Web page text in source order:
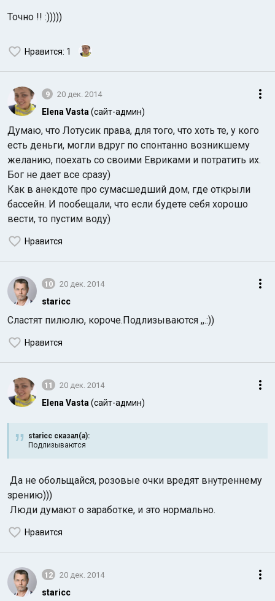
Точно !! :)))))
Нравится: 1
9 20 дек. 2014
Elena Vasta (сайт-админ)
Думаю, что Лотусик права, для того, что хоть те, у кого
есть деньги, могли вдруг по спонтанно возникшему
желанию, поехать со своими Евриками и потратить их.
Бог не дает все сразу)
Как в анекдоте про сумасшедший дом, где открыли
бассейн. И пообещали, что если будете себя хорошо
вести, то пустим воду)
Нравится
10 20 дек. 2014
staricc
Сластят пилюлю, короче.Подлизываются ,,.:))
Нравится
11 20 дек. 2014
Elena Vasta (сайт-админ)
staricc сказал(а):
Подлизываются
Да не обольщайся, розовые очки вредят внутреннему
зрению)))
Люди думают о заработке, и это нормально.
Нравится
12 20 дек. 2014
staricc